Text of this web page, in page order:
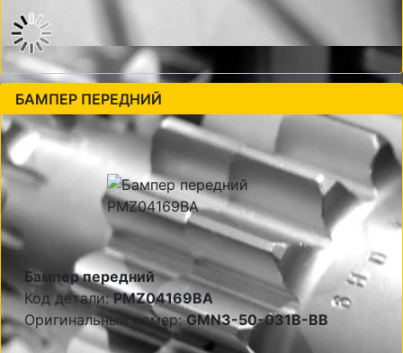
БАМПЕР ПЕРЕДНИЙ
Бампер передний
Код детали:PMZ04169BA
Оригинальный номер:GMN3-50-031B-BB